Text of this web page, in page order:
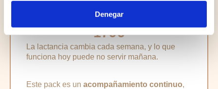
Denegar
Pack 3 sesiones
179€
La lactancia cambia cada semana, y lo que
funciona hoy puede no servir mañana.
Este pack es un acompañamiento continuo,